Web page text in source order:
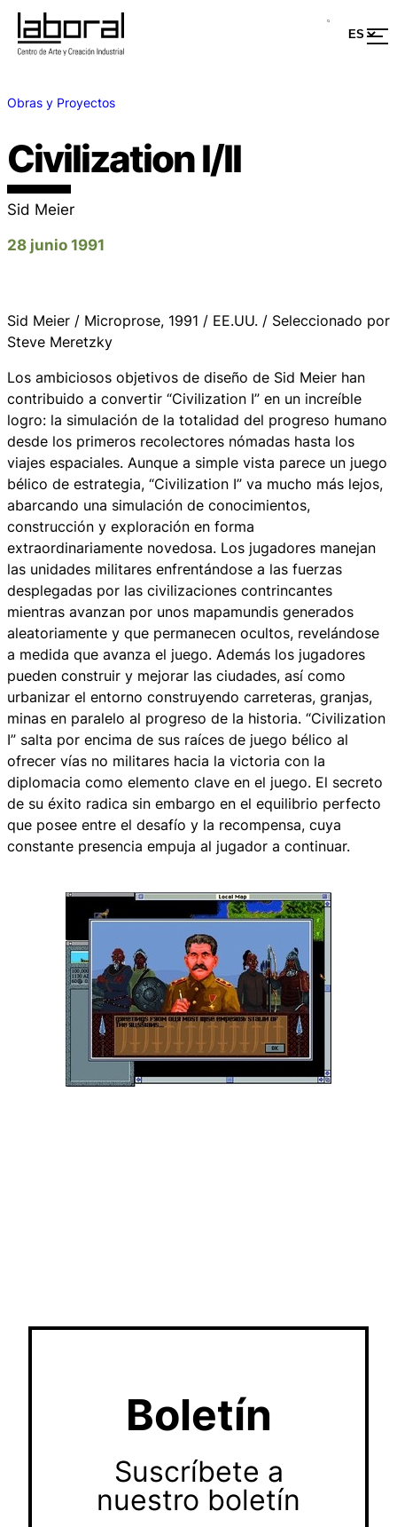
Obras y Proyectos
Civilization I/II
Sid Meier
28 junio 1991
Sid Meier / Microprose, 1991 / EE.UU. / Seleccionado por
Steve Meretzky
Los ambiciosos objetivos de diseño de Sid Meier han
contribuido a convertir “Civilization I” en un increíble
logro: la simulación de la totalidad del progreso humano
desde los primeros recolectores nómadas hasta los
viajes espaciales. Aunque a simple vista parece un juego
bélico de estrategia, “Civilization I” va mucho más lejos,
abarcando una simulación de conocimientos,
construcción y exploración en forma
extraordinariamente novedosa. Los jugadores manejan
las unidades militares enfrentándose a las fuerzas
desplegadas por las civilizaciones contrincantes
mientras avanzan por unos mapamundis generados
aleatoriamente y que permanecen ocultos, revelándose
a medida que avanza el juego. Además los jugadores
pueden construir y mejorar las ciudades, así como
urbanizar el entorno construyendo carreteras, granjas,
minas en paralelo al progreso de la historia. “Civilization
I” salta por encima de sus raíces de juego bélico al
ofrecer vías no militares hacia la victoria con la
diplomacia como elemento clave en el juego. El secreto
de su éxito radica sin embargo en el equilibrio perfecto
que posee entre el desafío y la recompensa, cuya
constante presencia empuja al jugador a continuar.
Boletín
Suscríbete a
nuestro boletín